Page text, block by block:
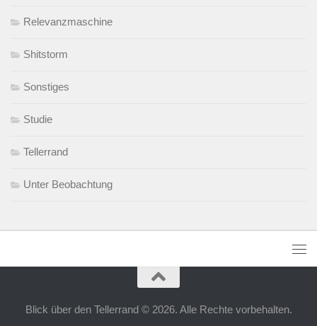
Relevanzmaschine
Shitstorm
Sonstiges
Studie
Tellerrand
Unter Beobachtung
Blick über den Tellerrand © 2026. Alle Rechte vorbehalten.